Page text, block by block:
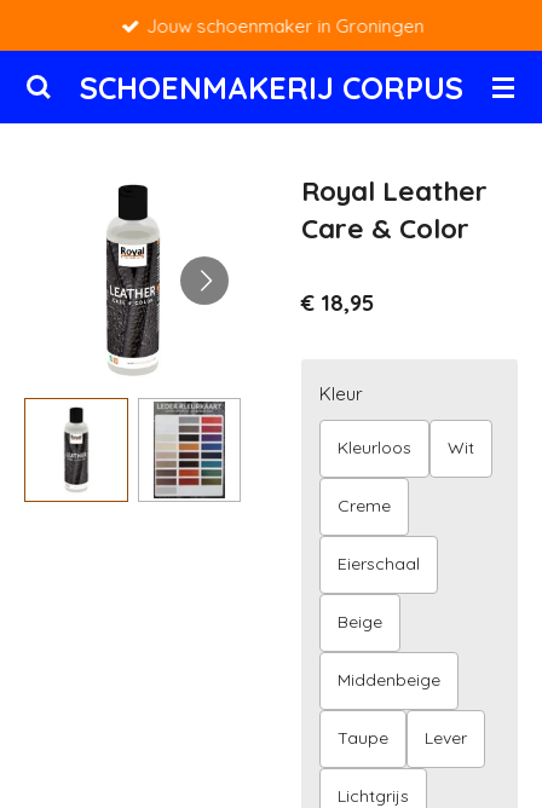
naar
de
SCHOENMAKERIJ CORPUS
Jouw schoenmaker in Groningen
Royal Leather
Care & Color
€ 18,95
Kleur
Kleurloos Wit
Creme
Eierschaal
Beige
Middenbeige
Taupe Lever
Lichtgrijs